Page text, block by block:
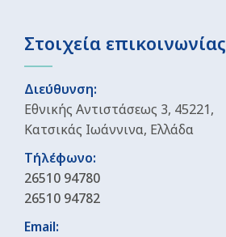
Στοιχεία επικοινωνίας
Διεύθυνση:
Εθνικής Αντιστάσεως 3, 45221,
Κατσικάς Ιωάννινα, Ελλάδα
Τήλέφωνο:
26510 94780
26510 94782
Email: